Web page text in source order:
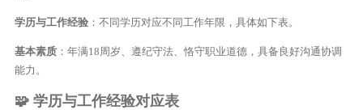
学历与工作经验：不同学历对应不同工作年限，具体如下表。
基本素质：年满18周岁、遵纪守法、恪守职业道德，具备良好沟通协调
能力。
🧩 学历与工作经验对应表